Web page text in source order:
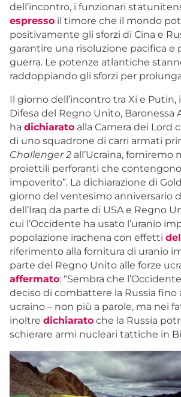
dell’incontro, i funzionari
espresso il timore che il mondo
positivamente gli sforzi di Cina e
garantire una risoluzione pacifica e
guerra. Le potenze atlantiche
raddoppiando gli sforzi per
Il giorno dell’incontro tra Xi e Putin,
Difesa del Regno Unito, Baronessa
ha dichiarato alla Camera dei Lord
di uno squadrone di carri armati
Challenger 2 all’Ucraina, forniremo
proiettili perforanti che
impoverito”. La dichiarazione di
giorno del ventesimo anniversario
dell’Iraq da parte di USA e Regno
cui l’Occidente ha usato l’uranio
popolazione irachena con effetti
riferimento alla fornitura di uranio
parte del Regno Unito alle forze
affermato: “Sembra che
deciso di combattere la Russia fino
ucraino – non più a parole, ma nei
inoltre dichiarato che la Russia
schierare armi nucleari tattiche in